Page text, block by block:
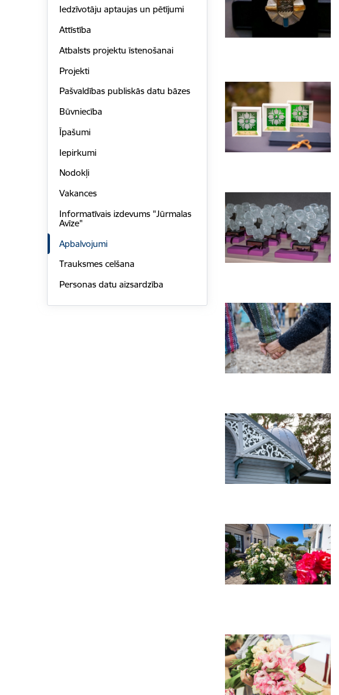
Iedzīvotāju aptaujas un pētījumi
Attīstība
Atbalsts projektu īstenošanai
Projekti
Pašvaldības publiskās datu bāzes
Būvniecība
Īpašumi
Iepirkumi
Nodokļi
Vakances
Informatīvais izdevums "Jūrmalas
Avīze"
Apbalvojumi
Trauksmes celšana
Personas datu aizsardzība